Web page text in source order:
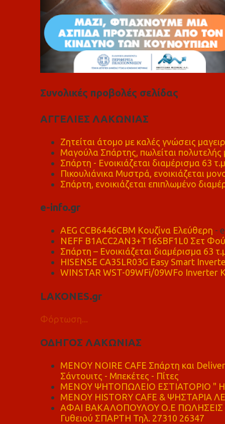
Συνολικές προβολές σελίδας
ΑΓΓΕΛΙΕΣ ΛΑΚΩΝΙΑΣ
Ζητείται άτομο με καλές γνώσεις
Μαγούλα Σπάρτης, πωλείται πολυτελής
Σπάρτη - Ενοικιάζεται διαμέρισμα 63 τ.μ
Πικουλιάνικα Μυστρά, ενοικιάζεται
Σπάρτη, ενοικιάζεται επιπλωμένο
e-info.gr
AEG CCB6446CBM Κουζίνα Ελεύθερη -
NEFF B1ACC2AN3+T16SBF1L0 Σετ
Σπάρτη – Ενοικιάζεται διαμέρισμα 63
HISENSE CA35LR03G Easy Smart
WINSTAR WST-09WFi/09WFo Inverter
LAKONES.gr
Φόρτωση...
ΟΔΗΓΟΣ ΛΑΚΩΝΙΑΣ
MENOY NOIRE CAFE Σπάρτη και
Σάντουιτς - Μπεκέτες - Πίτες
ΜΕΝΟΥ ΨΗΤΟΠΩΛΕΙΟ ΕΣΤΙΑΤΟΡΙΟ "
ΜΕΝΟΥ HISTORY CAFE & ΨΗΣΤΑΡΙΑ
ΑΦΑΙ ΒΑΚΑΛΟΠΟΥΛΟΥ Ο.Ε ΠΩΛΗΣΕΙΣ
Γυθειού ΣΠΑΡΤΗ Τηλ. 27310 26347